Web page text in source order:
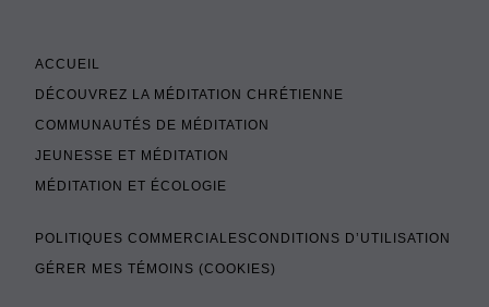
ACCUEIL
DÉCOUVREZ LA MÉDITATION CHRÉTIENNE
COMMUNAUTÉS DE MÉDITATION
JEUNESSE ET MÉDITATION
MÉDITATION ET ÉCOLOGIE
POLITIQUES COMMERCIALESCONDITIONS D’UTILISATION
GÉRER MES TÉMOINS (COOKIES)